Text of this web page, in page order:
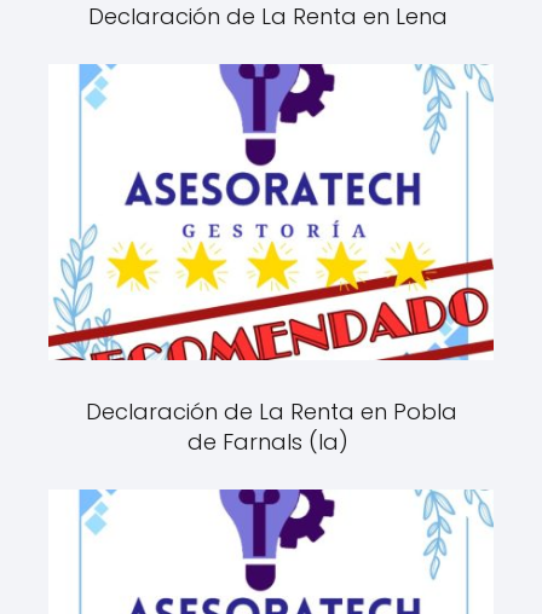
Declaración de La Renta en Lena
Declaración de La Renta en Pobla
de Farnals (la)